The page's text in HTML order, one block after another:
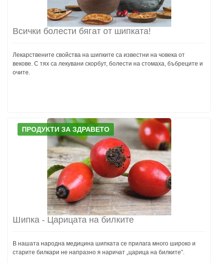
Всички болести бягат от шипката!
Лекарствените свойства на шипките са известни на човека от
векове. С тях са лекувани скорбут, болести на стомаха, бъбреците и
очите.
ПРОДУКТИ ЗА ЗДРАВЕТО
Шипка - Царицата на билките
В нашата народна медицина шипката се прилага много широко и
старите билкари не напразно я наричат „царица на билките”.